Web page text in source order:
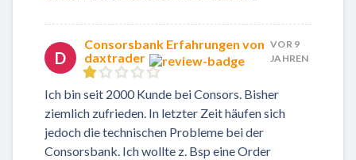
D
Consorsbank Erfahrungen von
daxtrader
VOR 9
JAHREN
Ich bin seit 2000 Kunde bei Consors. Bisher
ziemlich zufrieden. In letzter Zeit häufen sich
jedoch die technischen Probleme bei der
Consorsbank. Ich wollte z. Bsp eine Order